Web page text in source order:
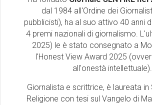
dal 1984 all'Ordine dei
pubblicisti), ha al suo attivo 40 anni
4 premi nazionali di giornalismo.
2025) le è stato consegnato a
l'Honest View Award 2025
all'onestà intellettuale).
Giornalista e scrittrice, è laureata in
Religione con tesi sul Vangelo di